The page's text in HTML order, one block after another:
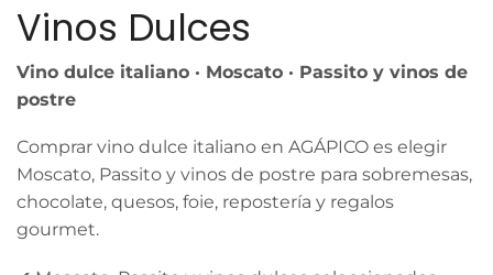
Vinos Dulces
Vino dulce italiano · Moscato · Passito y vinos de
postre
Comprar vino dulce italiano en AGÁPICO es elegir
Moscato, Passito y vinos de postre para sobremesas,
chocolate, quesos, foie, repostería y regalos
gourmet.